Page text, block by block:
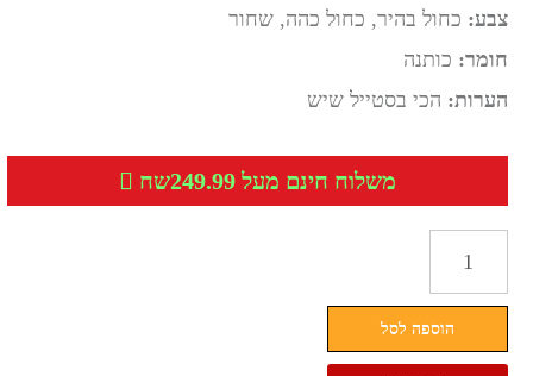
צבע: כחול בהיר, כחול כהה, שחור
חומר: כותנה
הערות: הכי בסטייל שיש
משלוח חינם מעל 249.99שח
טישרט
לילדים
הוספה לסל